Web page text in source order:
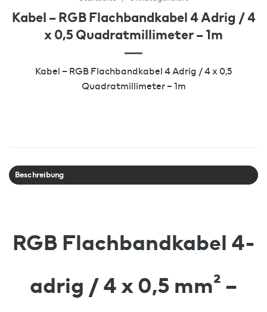
Kabel – RGB Flachbandkabel 4 Adrig / 4
x 0,5 Quadratmillimeter – 1m
Kabel – RGB Flachbandkabel 4 Adrig / 4 x 0,5
Quadratmillimeter – 1m
Beschreibung
RGB Flachbandkabel 4-
adrig / 4 x 0,5 mm² –